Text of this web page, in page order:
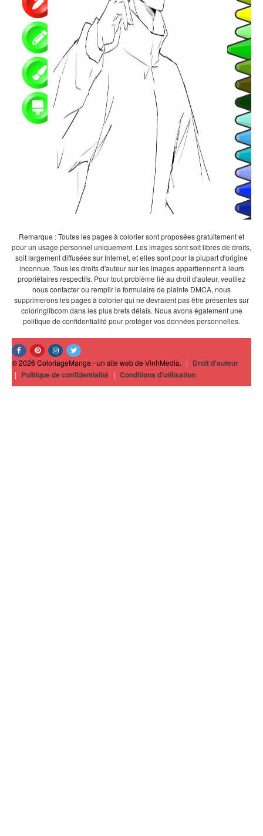
Remarque : Toutes les pages à colorier sont proposées gratuitement et
pour un usage personnel uniquement. Les images sont soit libres de droits,
soit largement diffusées sur Internet, et elles sont pour la plupart d'origine
inconnue. Tous les droits d'auteur sur les images appartiennent à leurs
propriétaires respectifs. Pour tout problème lié au droit d'auteur, veuillez
nous contacter ou remplir le formulaire de plainte DMCA, nous
supprimerons les pages à colorier qui ne devraient pas être présentes sur
coloringlibcom dans les plus brefs délais. Nous avons également une
politique de confidentialité pour protéger vos données personnelles.
© 2026 ColoriageManga - un site web de VinhMedia. | Droit d'auteur
| Politique de confidentialité | Conditions d'utilisation